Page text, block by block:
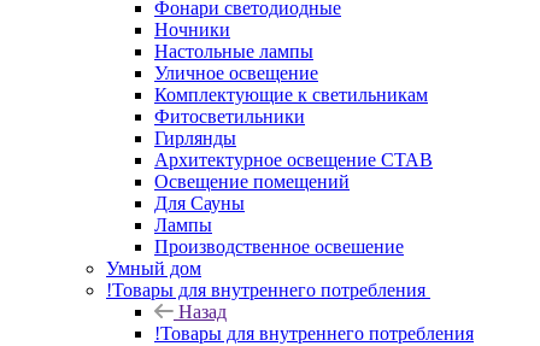
Фонари светодиодные
Ночники
Настольные лампы
Уличное освещение
Комплектующие к светильникам
Фитосветильники
Гирлянды
Архитектурное освещение СТАВ
Освещение помещений
Для Сауны
Лампы
Производственное освешение
Умный дом
!Товары для внутреннего потребления
Назад
!Товары для внутреннего потребления